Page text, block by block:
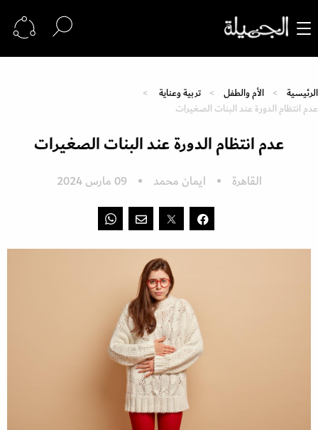
الرئيسية الأم والطفل
تربية وعناية
عدم انتظام الدورة عند البنات الصغيرات
عدم انتظام الدورة عند البنات الصغيرات
القاهرة ايمان محمد 09 مارس 2024